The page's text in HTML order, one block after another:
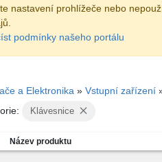
nastavení prohlížeče nebo
podmínky našeho portálu
a Elektronika » Vstupní zařízení
Klávesnice
Název produktu